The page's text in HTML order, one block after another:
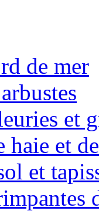
de mer
et
haie et
et